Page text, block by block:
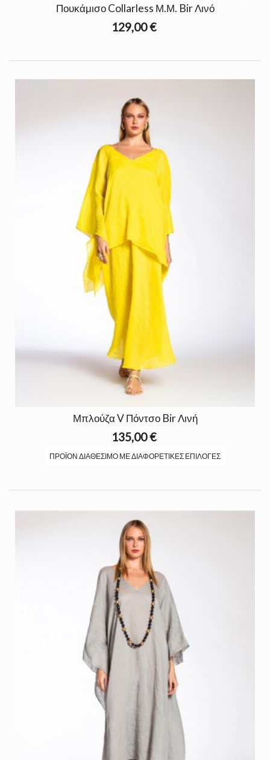
Πουκάμισο Collarless Μ.Μ. Bir Λινό
129,00 €
Μπλούζα V Πόντσο Bir Λινή
135,00 €
ΠΡΟΪΌΝ ΔΙΑΘΈΣΙΜΟ ΜΕ ΔΙΑΦΟΡΕΤΙΚΈΣ ΕΠΙΛΟΓΈΣ